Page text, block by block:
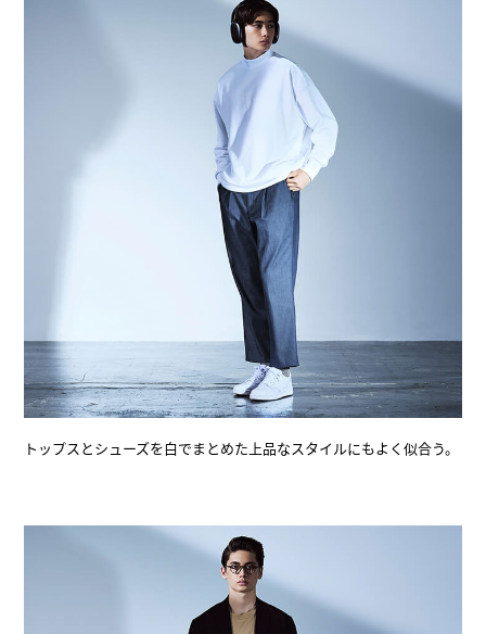
トップスとシューズを白でまとめた上品なスタイルにもよく似合う。